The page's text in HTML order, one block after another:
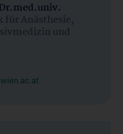
Anästhesie,
und